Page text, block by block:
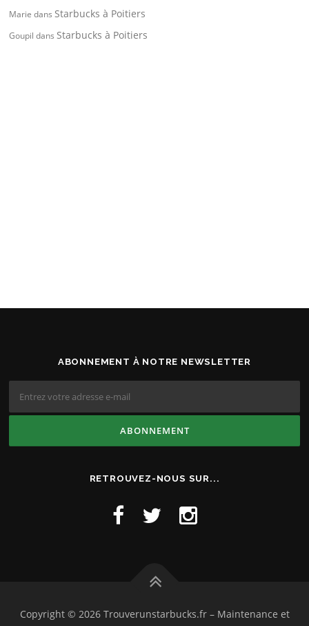
Marie dans Starbucks à Poitiers
Goupil dans Starbucks à Poitiers
ABONNEMENT À NOTRE NEWSLETTER
RETROUVEZ-NOUS SUR...
Copyright © 2026 Trouverunstarbucks.fr – Maintenance et